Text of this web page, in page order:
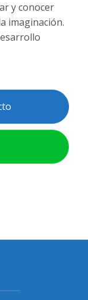
y conocer
imaginación.